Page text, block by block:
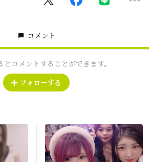
コメント
とコメントすることができます。
フォローする